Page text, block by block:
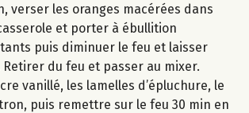
verser les oranges macérées dans
et porter à ébullition
puis diminuer le feu et laisser
Retirer du feu et passer au mixer.
vanillé, les lamelles d’épluchure, le
puis remettre sur le feu 30 min en